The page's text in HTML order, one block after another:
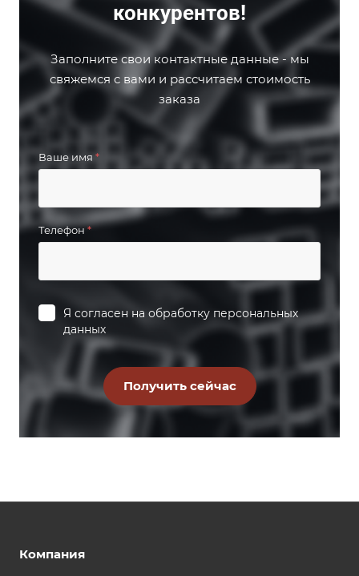
конкурентов!
Заполните свои контактные данные - мы
свяжемся с вами и рассчитаем стоимость
заказа
Ваше имя *
Телефон*
Я согласен на обработку персональных
данных
Компания